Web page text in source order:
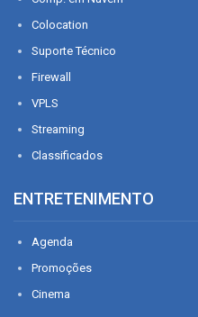
Colocation
Suporte Técnico
Firewall
VPLS
Streaming
Classificados
ENTRETENIMENTO
Agenda
Promoções
Cinema